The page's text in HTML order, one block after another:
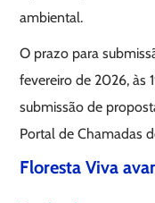
ambiental.
O prazo para
fevereiro de 2026, às
submissão de
Portal de Chamadas
Floresta Viva